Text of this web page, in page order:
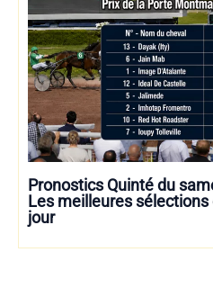
Pronostics Quinté du
Les meilleures sélections
jour